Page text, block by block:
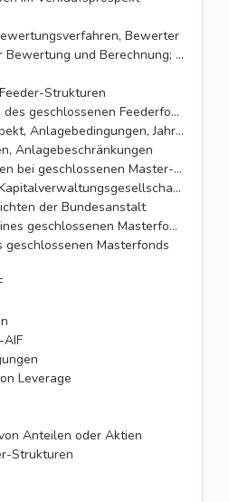
Bewerter
Häufigkeit der Bewertung und Berechnung; Offenlegung
Strukturen
Genehmigung des geschlossenen Feederfonds; besondere Anforderungen an Kapitalverwaltungsgesellschaften
Verkaufsprospekt, Anlagebedingungen, Jahresbericht
Anlagebeschränkungen
Vereinbarungen bei geschlossenen Master-Feeder-Strukturen
Pflichten der Kapitalverwaltungsgesellschaft und der Verwahrstelle
der Bundesanstalt
Abwicklung eines geschlossenen Masterfonds
geschlossenen Masterfonds
Leverage
Anteilen oder Aktien
Strukturen